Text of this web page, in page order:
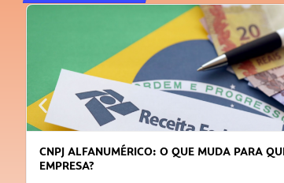
DICAS PARA OBTER CRÉDITO